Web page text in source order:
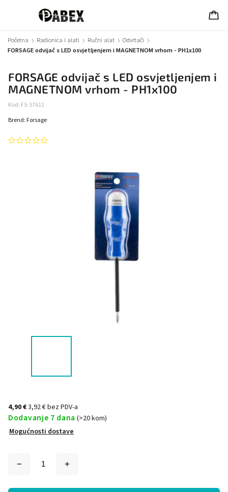
Početna / Radionica i alati / Ručni alat / Odvrtači /
FORSAGE odvijač s LED osvjetljenjem i MAGNETNOM vrhom - PH1x100
FORSAGE odvijač s LED osvjetljenjem i
MAGNETNOM vrhom - PH1x100
Kod: FS-57611
Brend: Forsage
4,90 €3,92 € bez PDV-a
Dodavanje 7 dana (>20 kom)
Mogućnosti dostave